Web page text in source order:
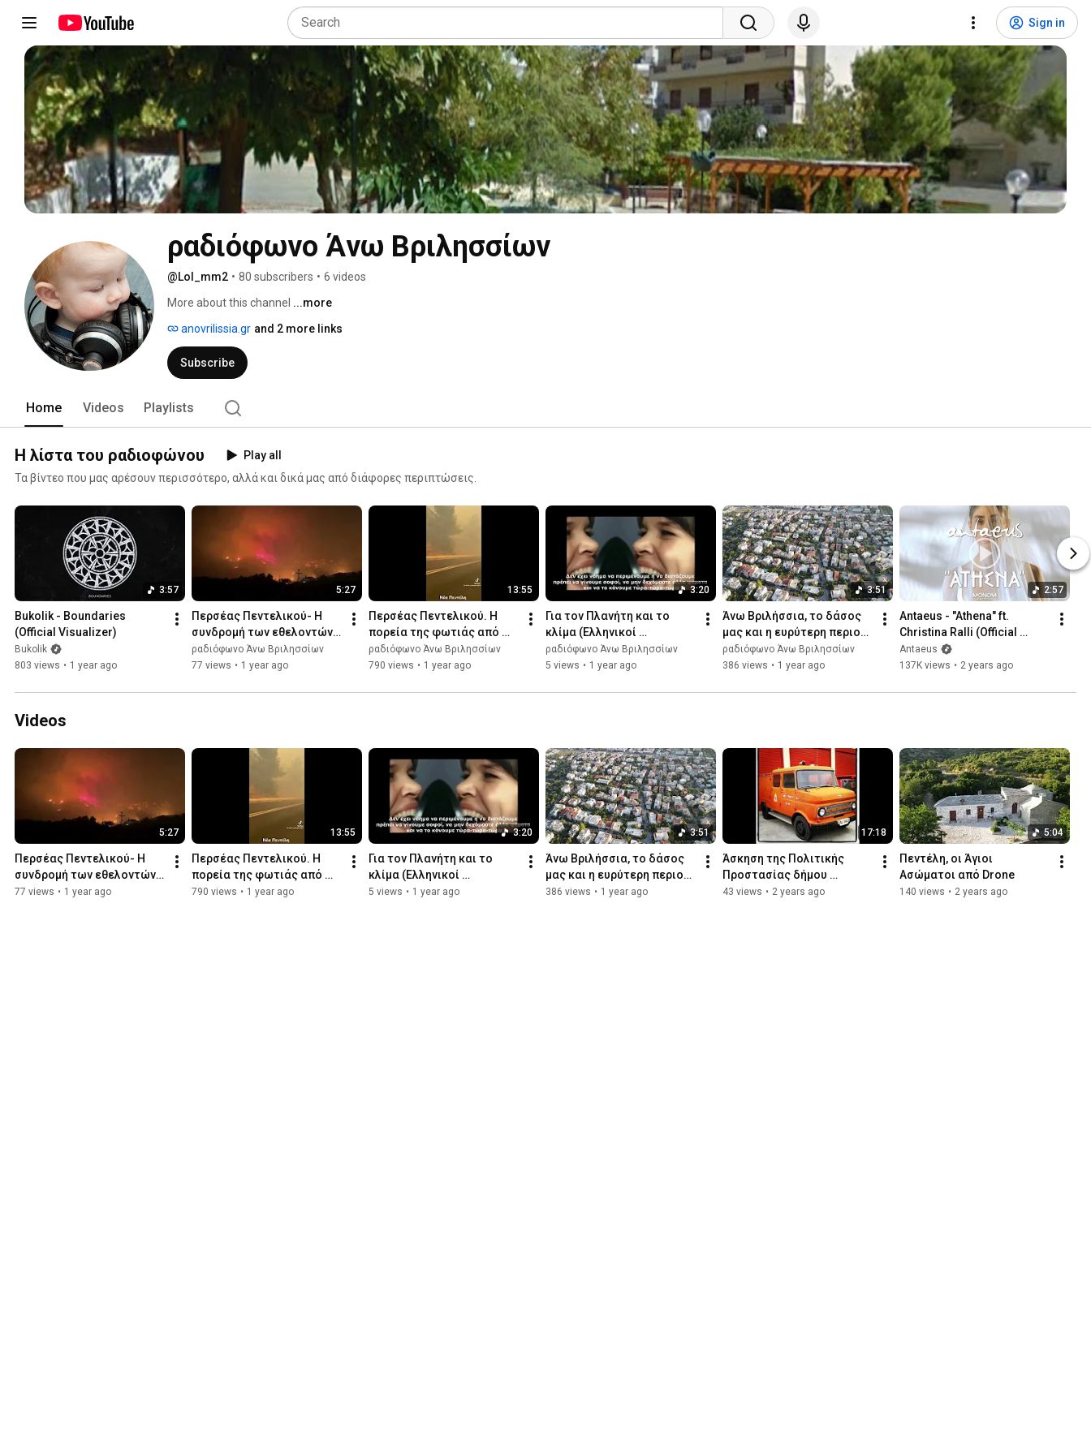
Sign in
ραδιόφωνο Άνω Βριλησσίων
@Lol_mm2 • 80 subscribers • 6 videos
More about this channel ...more
anovrilissia.gr and 2 more links
Subscribe
Home Videos Playlists
Η λίστα του ραδιοφώνου
Play all
Τα βίντεο που μας αρέσουν περισσότερο, αλλά και δικά μας από διάφορες περιπτώσεις.
3:57
Bukolik - Boundaries
(Official Visualizer)
Bukolik
803 views • 1 year ago
5:27
Περσέας Πεντελικού- Η
συνδρομή των εθελοντών
μας στη φωτιά του νομού
Κορινθίας
ραδιόφωνο Άνω Βριλησσίων
77 views • 1 year ago
13:55
Περσέας Πεντελικού. Η
πορεία της φωτιάς από
Βαρνάβα μέχρι Βριλήσσια
και Χαλάνδρι
ραδιόφωνο Άνω Βριλησσίων
790 views • 1 year ago
3:20
Για τον Πλανήτη και το
κλίμα (Ελληνικοί
υπότιτλοι)
ραδιόφωνο Άνω Βριλησσίων
5 views • 1 year ago
3:51
Άνω Βριλήσσια, το δάσος
μας και η ευρύτερη περιοχή
της Πεντέλης
ραδιόφωνο Άνω Βριλησσίων
386 views • 1 year ago
2:57
Antaeus - "Athena" ft.
Christina Ralli (Official
Video)
Antaeus
137K views • 2 years ago
Videos
5:27
Περσέας Πεντελικού- Η
συνδρομή των εθελοντών
μας στη φωτιά του νομού
77 views • 1 year ago
13:55
Περσέας Πεντελικού. Η
πορεία της φωτιάς από
Βαρνάβα μέχρι Βριλήσσια
790 views • 1 year ago
3:20
Για τον Πλανήτη και το
κλίμα (Ελληνικοί
υπότιτλοι)
5 views • 1 year ago
3:51
Άνω Βριλήσσια, το δάσος
μας και η ευρύτερη περιοχή
της Πεντέλης
386 views • 1 year ago
17:18
Άσκηση της Πολιτικής
Προστασίας δήμου
Βριλησσίων
43 views • 2 years ago
5:04
Πεντέλη, οι Άγιοι
Ασώματοι από Drone
140 views • 2 years ago